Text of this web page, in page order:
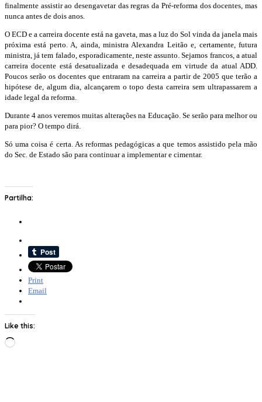
finalmente assistir ao desengavetar das regras da Pré-reforma dos docentes, mas
nunca antes de dois anos.
O ECD e a carreira docente está na gaveta, mas a luz do Sol vinda da janela mais
próxima está perto. A, ainda, ministra Alexandra Leitão e, certamente, futura
ministra, já tem falado, esporadicamente, neste assunto. Sejamos francos, a atual
carreira docente está desatualizada e desadequada em virtude da atual ADD.
Poucos serão os docentes que entraram na carreira a partir de 2005 que terão a
hipótese de, algum dia, alcançarem o topo desta carreira sem ultrapassarem a
idade legal da reforma.
Durante 4 anos veremos muitas alterações na Educação. Se serão para melhor ou
para pior? O tempo dirá.
Só uma coisa é certa. As reformas pedagógicas a que temos assistido pela mão
do Sec. de Estado são para continuar a implementar e cimentar.
Partilha:
Print
Email
Like this:
Loading…